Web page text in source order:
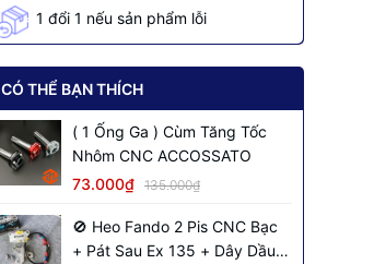
1 đổi 1 nếu sản phẩm lỗi
CÓ THỂ BẠN THÍCH
( 1 Ống Ga ) Cùm Tăng Tốc
Nhôm CNC ACCOSSATO
73.000₫ 135.000₫
🚫 Heo Fando 2 Pis CNC Bạc
+ Pát Sau Ex 135 + Dây Dầu